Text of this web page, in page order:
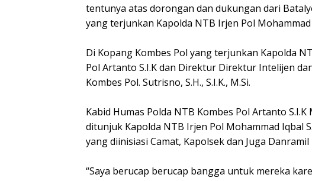
tentunya atas dorongan dan dukungan dari
yang terjunkan Kapolda NTB Irjen Pol
Di Kopang Kombes Pol yang terjunkan Kapolda
Pol Artanto S.I.K dan Direktur Direktur Intelijen
Kombes Pol. Sutrisno, S.H., S.I.K., M.Si.
Kabid Humas Polda NTB Kombes Pol Artanto
ditunjuk Kapolda NTB Irjen Pol Mohammad Iqbal
yang diinisiasi Camat, Kapolsek dan Juga
“Saya berucap berucap bangga untuk mereka